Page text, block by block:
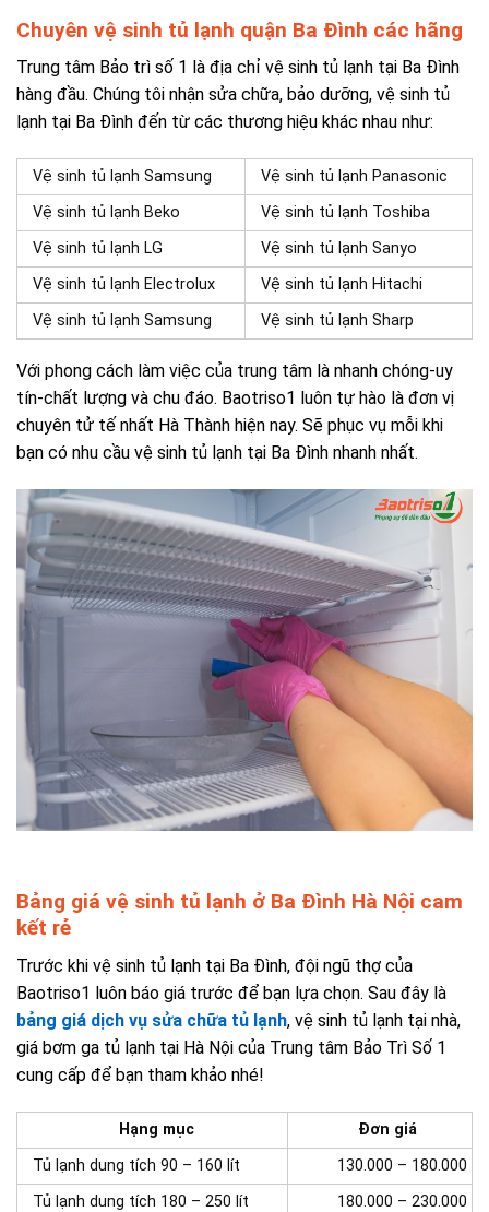
Chuyên vệ sinh tủ lạnh quận Ba Đình các hãng
Trung tâm Bảo trì số 1 là địa chỉ vệ sinh tủ lạnh tại Ba Đình
hàng đầu. Chúng tôi nhận sửa chữa, bảo dưỡng, vệ sinh tủ
lạnh tại Ba Đình đến từ các thương hiệu khác nhau như:
Vệ sinh tủ lạnh Samsung
Vệ sinh tủ lạnh Panasonic
Vệ sinh tủ lạnh Beko
Vệ sinh tủ lạnh Toshiba
Vệ sinh tủ lạnh LG
Vệ sinh tủ lạnh Sanyo
Vệ sinh tủ lạnh Electrolux
Vệ sinh tủ lạnh Hitachi
Vệ sinh tủ lạnh Samsung
Vệ sinh tủ lạnh Sharp
Với phong cách làm việc của trung tâm là nhanh chóng-uy
tín-chất lượng và chu đáo. Baotriso1 luôn tự hào là đơn vị
chuyên tử tế nhất Hà Thành hiện nay. Sẽ phục vụ mỗi khi
bạn có nhu cầu vệ sinh tủ lạnh tại Ba Đình nhanh nhất.
Bảng giá vệ sinh tủ lạnh ở Ba Đình Hà Nội cam
kết rẻ
Trước khi vệ sinh tủ lạnh tại Ba Đình, đội ngũ thợ của
Baotriso1 luôn báo giá trước để bạn lựa chọn. Sau đây là
bảng giá dịch vụ sửa chữa tủ lạnh, vệ sinh tủ lạnh tại nhà,
giá bơm ga tủ lạnh tại Hà Nội của Trung tâm Bảo Trì Số 1
cung cấp để bạn tham khảo nhé!
Hạng mục
Đơn giá
Tủ lạnh dung tích 90 – 160 lít
130.000 – 180.000
Tủ lạnh dung tích 180 – 250 lít
180.000 – 230.000